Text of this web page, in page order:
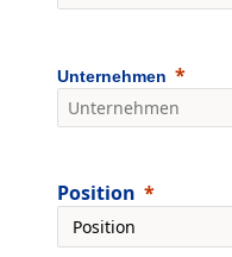
Unternehmen
Position